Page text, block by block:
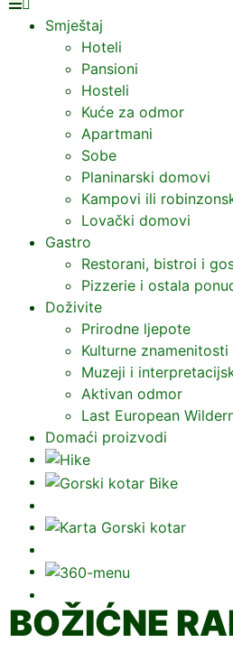
Smještaj
Hoteli
Pansioni
Hosteli
Kuće za odmor
Apartmani
Sobe
Planinarski domovi
Kampovi ili
Lovački domovi
Gastro
Restorani, bistroi i
Pizzerie i ostala
Doživite
Prirodne ljepote
Kulturne znamenitosti
Muzeji i
Aktivan odmor
Last European
Domaći proizvodi
BOŽIĆNE